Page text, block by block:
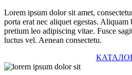
Lorem ipsum dolor sit amet,
porta erat nec aliquet egestas. Aliquam
pretium leo adipiscing vitae. Fusce
luctus vel. Aenean consectetu.